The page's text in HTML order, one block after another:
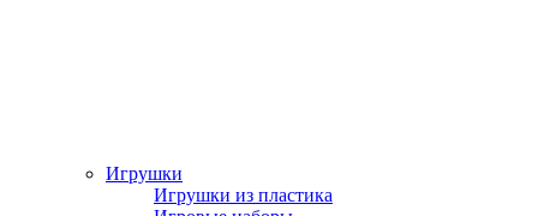
Игрушки
Игрушки из пластика